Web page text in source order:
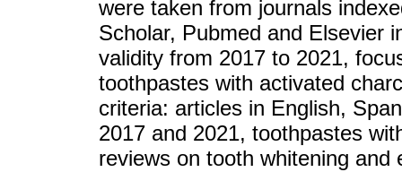
were taken from journals
Scholar, Pubmed and Elsevier
validity from 2017 to 2021,
toothpastes with activated
criteria: articles in English,
2017 and 2021, toothpastes
reviews on tooth whitening